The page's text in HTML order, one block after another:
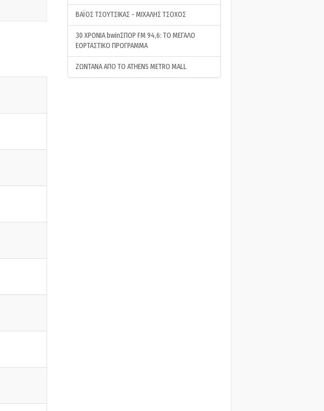
ΒΑΪΟΣ ΤΣΟΥΤΣΙΚΑΣ - ΜΙΧΑΛΗΣ ΤΣΟΧΟΣ
30 ΧΡΟΝΙΑ bwinΣΠΟΡ FM 94,6: ΤΟ ΜΕΓΑΛΟ
ΕΟΡΤΑΣΤΙΚΟ ΠΡΟΓΡΑΜΜΑ
ΖΩΝΤΑΝΑ ΑΠΟ ΤΟ ATHENS METRO MALL